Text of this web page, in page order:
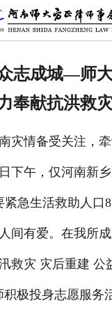
志成城—师
奉献抗洪救
情备受关注，牵
下午，仅河南新
急生活救助人口
有爱。在我所成
救灾 灾后重建 公
积极投身志愿服务